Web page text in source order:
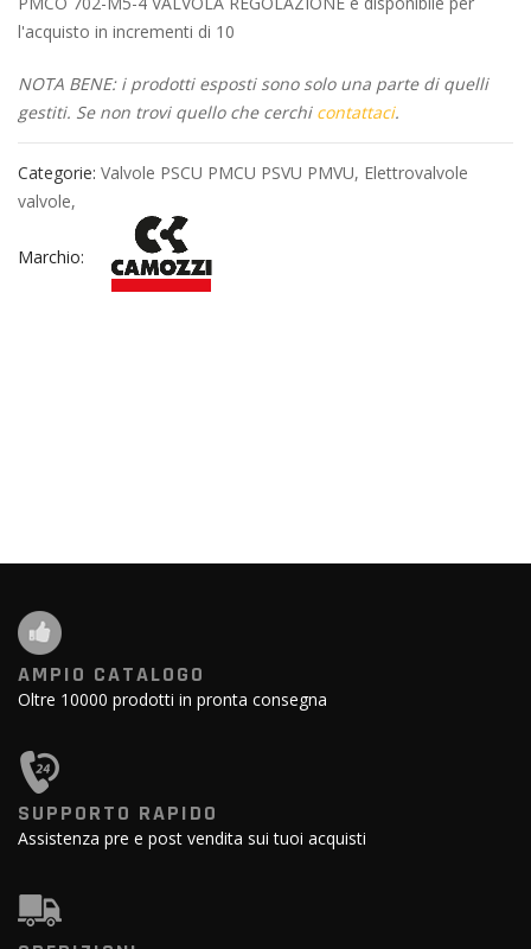
l'acquisto in incrementi di 10
NOTA BENE: i prodotti esposti sono solo una parte di quelli
gestiti. Se non trovi quello che cerchi contattaci.
Categorie: Valvole PSCU PMCU PSVU PMVU, Elettrovalvole
valvole,
Marchio:
AMPIO CATALOGO
Oltre 10000 prodotti in pronta consegna
SUPPORTO RAPIDO
Assistenza pre e post vendita sui tuoi acquisti